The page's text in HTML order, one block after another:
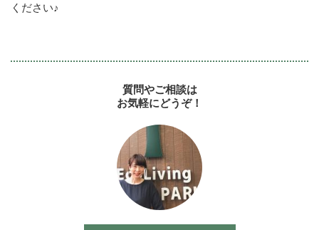
ください♪
質問やご相談は
お気軽にどうぞ！